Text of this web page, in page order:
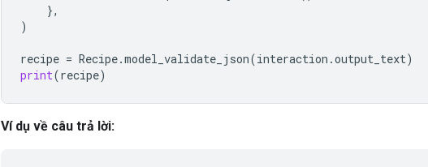
},
)
recipe = Recipe.model_validate_json(interaction .output_text)
print(recipe)
Ví dụ về câu trả lời: